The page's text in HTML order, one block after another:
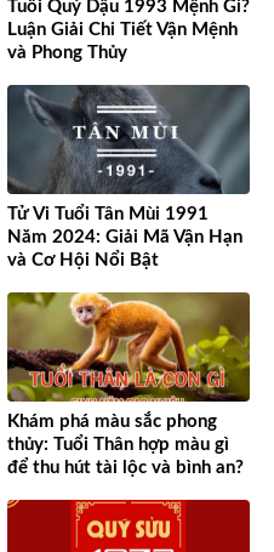
Tuổi Quý Dậu 1993 Mệnh Gì?
Luận Giải Chi Tiết Vận Mệnh
và Phong Thủy
Tử Vi Tuổi Tân Mùi 1991
Năm 2024: Giải Mã Vận Hạn
và Cơ Hội Nổi Bật
Khám phá màu sắc phong
thủy: Tuổi Thân hợp màu gì
để thu hút tài lộc và bình an?